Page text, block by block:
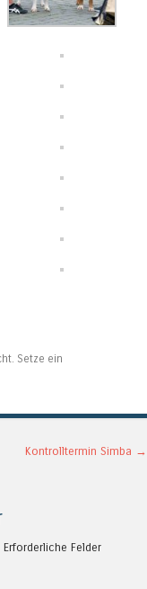
Setze ein
Kontrolltermin Simba →
Erforderliche Felder